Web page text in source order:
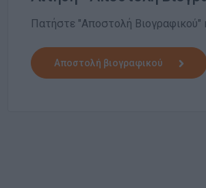
Πατήστε "Αποστολή Βιογραφικού"
Αποστολή βιογραφικού